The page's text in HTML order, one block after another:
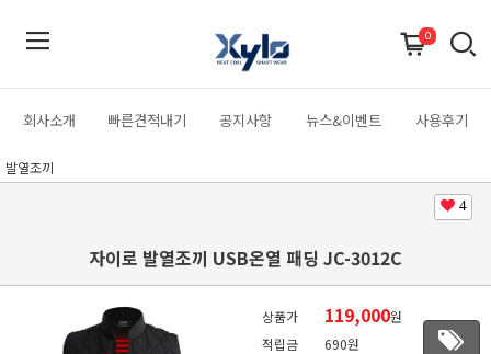
0
회사소개 빠른견적내기 공지사항 뉴스&이벤트 사용후기
발열조끼
4
자이로 발열조끼 USB온열 패딩 JC-3012C
상품가 119,000원
적립금
690원